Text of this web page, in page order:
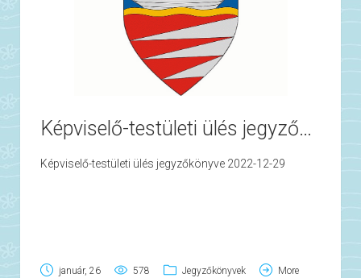
Képviselő-testületi ülés jegyzőkönyve 2022-12-29
Képviselő-testületi ülés jegyzőkönyve 2022-12-29
január, 26 578 Jegyzőkönyvek More